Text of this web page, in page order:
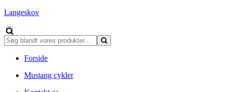
Langeskov
Forside
Mustang cykler